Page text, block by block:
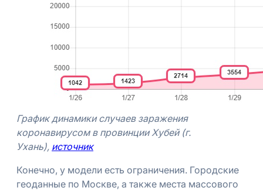
График динамики случаев заражения
коронавирусом в провинции Хубей (г.
Ухань), источник
Конечно, у модели есть ограничения. Городские
геоданные по Москве, а также места массового